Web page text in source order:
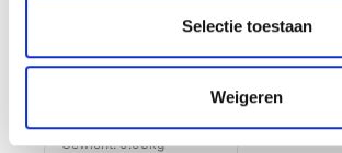
Selectie toestaan
Weigeren
bithouder 75 mm
€ 2,99
Gewicht: 0.03kg